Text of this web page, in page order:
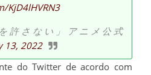
KjD4lHVRN3
許さない」アニメ公式
13, 2022
do Twitter de acordo com